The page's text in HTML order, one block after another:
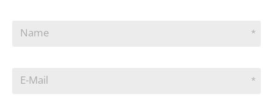
Name *
E-Mail *